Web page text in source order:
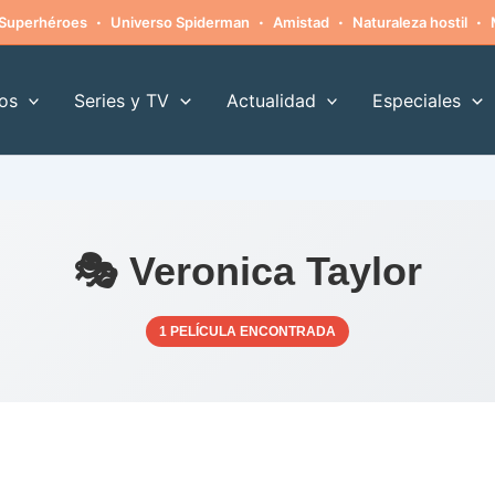
· Universo Spiderman · Amistad · Naturaleza hostil ·
Series y TV Actualidad Especiales
🎭 Veronica Taylor
1 PELÍCULA ENCONTRADA